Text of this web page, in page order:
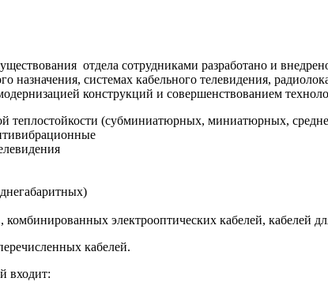
отдела сотрудниками разработано и
назначения, системах кабельного телевидения,
конструкций и совершенствованием
теплостойкости (субминиатюрных, миниатюрных,
электрооптических кабелей, кабелей
кабелей.
входит: